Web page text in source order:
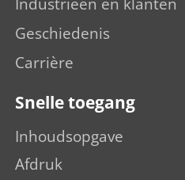
Geschiedenis
Carrière
Snelle toegang
Inhoudsopgave
Afdruk